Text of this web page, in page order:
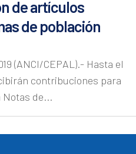
de artículos
de población
(ANCI/CEPAL).- Hasta el
contribuciones para
Notas de...